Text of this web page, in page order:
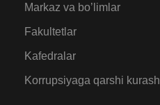
Markaz va bo’limlar
Fakultetlar
Kafedralar
Korrupsiyaga qarshi kurash